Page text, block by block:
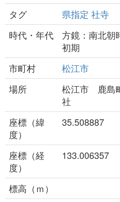
タグ
県指定 社寺
時代・年代
方鏡：南北
初期
市町村
松江市
場所
松江市 鹿島
社
座標（緯
度）
35.508887
座標（経
度）
133.006357
標高（ｍ）